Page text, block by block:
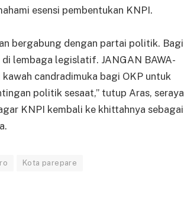
esensi pembentukan KNPI.
bergabung dengan partai politik. Bagi
lembaga legislatif. JANGAN BAWA-
candradimuka bagi OKP untuk
politik sesaat,” tutup Aras, seraya
KNPI kembali ke khittahnya sebagai
Kota parepare